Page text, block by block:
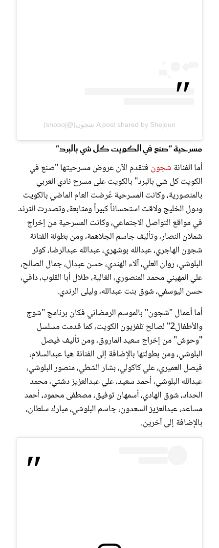
A post shared by Shejoun شجون(@shoooj)
مسرحية "صنع في الكويت كل شي بالبرد"
أما الفنانة شجون فتقدم الآن عروض مسرحيتها "صنع في
الكويت كل شي بالبرد" بالكويت على مسرح نادي العربي
بالمنصورية، وكانت المسرحية عُرضت العام الماضي بالكويت
ودول الخليج ولاقت استحساناً كبيراً ومتابعة، وتصدرت الترند
في مواقع التواصل الاجتماعي، وكانت المسرحية من ﺇﺧﺮاﺝ
شملان النصار، وﺗﺄﻟﻴﻒ جاسم الجلاهمة، ومن بطولة الفنانة
شجون الهاجري، عبدالله بوشهري، عبدالله عبدالرضا، كوثر
البلوشي، روان العلي، آلاء الهندي، حسن عبدال، جمال الصالح،
علي المهيني محمد المنصوري، الغالية، طلال أبا القلوب، دافي،
حسن اليوسفي، شوق بنت عبدالله، وليلى الرندي.
أما أعمال "شجون" بالموسم الرمضاني فكان برنامج "شوج
والأطفال2" لصالح تلفزيون الكويت، كما قدمت مسلسل
"وحوش" من إﺧﺮاﺝ سعيد الماروق، ومن ﺗﺄﻟﻴﻒ فيصل
البلوشي، ومن بطولتها بالإضافة إلى الفنانة هيا عبدالسلام،
فيصل العميري، علي كاكولي، بشار الشطي، منصور البلوشي،
عبدالله البلوشي، أحمد سعيد، علي عبدالعزيز دشتي، محمد
الحداد، شوق الهادي، أسمهان توفيق، مصطفى محمود، أحمد
مساعد، عبدالعزيز السعدون، جاسم البلوشي، مبارك سلطان،
بالإضافة إلى آخرين.